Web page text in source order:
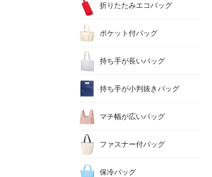
折りたたみエコバッグ
ポケット付バッグ
持ち手が長いバッグ
持ち手が小判抜きバッグ
マチ幅が広いバッグ
ファスナー付バッグ
保冷バッグ